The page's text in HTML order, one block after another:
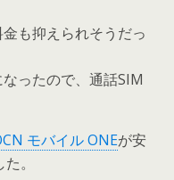
も抑えられそうだっ
ったので、通話SIM
モバイル ONEが安
。